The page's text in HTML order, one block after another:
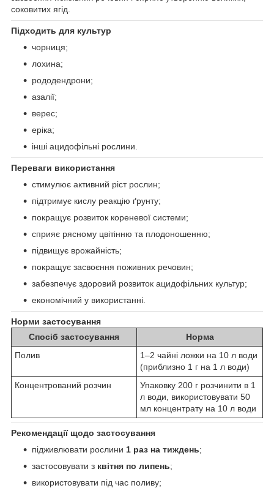
соковитих ягід.
Підходить для культур
чорниця;
лохина;
рододендрони;
азалії;
верес;
еріка;
інші ацидофільні рослини.
Переваги використання
стимулює активний ріст рослин;
підтримує кислу реакцію ґрунту;
покращує розвиток кореневої системи;
сприяє рясному цвітінню та плодоношенню;
підвищує врожайність;
покращує засвоєння поживних речовин;
забезпечує здоровий розвиток ацидофільних культур;
економічний у використанні.
Норми застосування
Спосіб застосування
Норма
Полив
1–2 чайні ложки на 10 л води
(приблизно 1 г на 1 л води)
Концентрований розчин
Упаковку 200 г розчинити в 1
л води, використовувати 50
мл концентрату на 10 л води
Рекомендації щодо застосування
підживлювати рослини 1 раз на тиждень;
застосовувати з квітня по липень;
використовувати під час поливу;